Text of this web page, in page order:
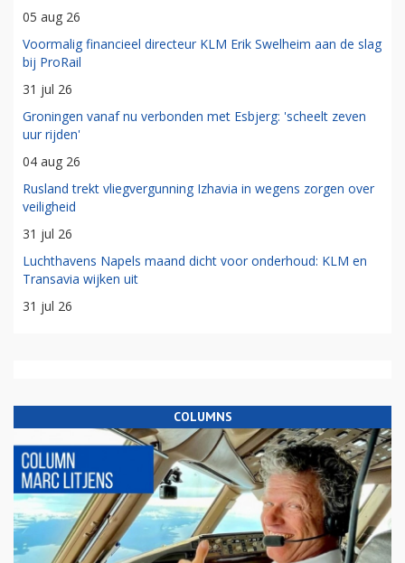
05 aug 26
Voormalig financieel directeur KLM Erik Swelheim aan de slag
bij ProRail
31 jul 26
Groningen vanaf nu verbonden met Esbjerg: 'scheelt zeven
uur rijden'
04 aug 26
Rusland trekt vliegvergunning Izhavia in wegens zorgen over
veiligheid
31 jul 26
Luchthavens Napels maand dicht voor onderhoud: KLM en
Transavia wijken uit
31 jul 26
COLUMNS